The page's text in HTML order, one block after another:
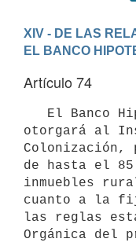
XIV - DE LAS
EL BANCO
Artículo 74
otorgará al
Colonización,
de hasta el
inmuebles
cuanto a la
las reglas
Orgánica del